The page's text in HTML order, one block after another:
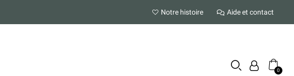
Notre histoire Aide et contact